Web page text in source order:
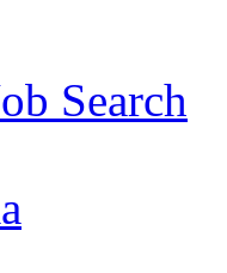
Search